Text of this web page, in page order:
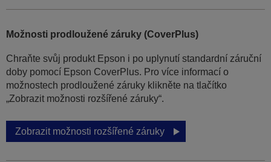
Možnosti prodloužené záruky (CoverPlus)
Chraňte svůj produkt Epson i po uplynutí standardní záruční
doby pomocí Epson CoverPlus. Pro více informací o
možnostech prodloužené záruky klikněte na tlačítko
„Zobrazit možnosti rozšířené záruky“.
Zobrazit možnosti rozšířené záruky